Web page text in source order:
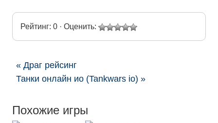
Рейтинг: 0 · Оценить:
« Драг рейсинг
Танки онлайн ио (Tankwars io) »
Похожие игры